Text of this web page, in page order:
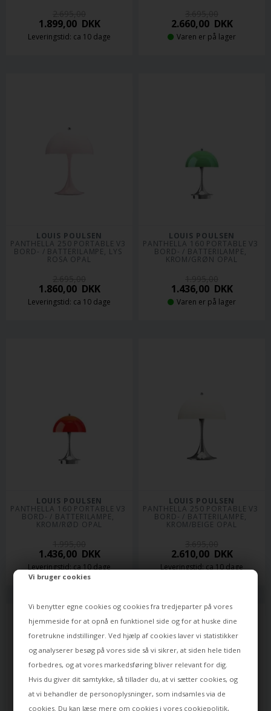
Vi bruger cookies
Vi benytter egne cookies og cookies fra tredjeparter på vores
hjemmeside for at opnå en funktionel side og for at huske dine
foretrukne indstillinger. Ved hjælp af cookies laver vi statistikker
og analyserer besøg på vores side så vi sikrer, at siden hele tiden
forbedres, og at vores markedsføring bliver relevant for dig.
Hvis du giver dit samtykke, så tillader du, at vi sætter cookies, og
at vi behandler de personoplysninger, som indsamles via de
cookies. Du kan læse mere om cookies i vores cookiepolitik,
1.899,00DKK
Leveringstid: ca 10 dage
2.660,00DKK
Varen er på lager
LOUIS POULSEN
PANTHELLA 250 PORTABLE V3
BORD- / BATTERILAMPE, LYS
ROSA OPAL
1.860,00DKK
Leveringstid: ca 10 dage
LOUIS POULSEN
PANTHELLA 160 PORTABLE V3
BORD- / BATTERILAMPE,
KROM/GRØN OPAL
1.436,00DKK
Varen er på lager
LOUIS POULSEN
PANTHELLA 160 PORTABLE V3
BORD- / BATTERILAMPE,
KROM/RØD OPAL
1.436,00DKK
Leveringstid: ca 10 dage
LOUIS POULSEN
PANTHELLA 250 PORTABLE V3
BORD- / BATTERILAMPE,
KROM/BEIGE OPAL
2.610,00DKK
Leveringstid: ca 10 dage